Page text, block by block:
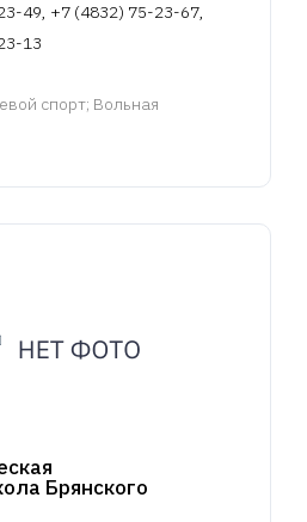
49, +7 (4832) 75-23-67,
13
спорт; Вольная
Брянского